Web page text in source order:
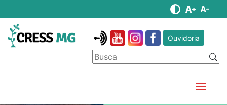
Ouvidoria